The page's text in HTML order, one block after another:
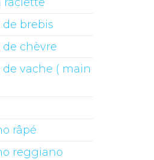
de brebis
de chèvre
de vache ( main
râpé
reggiano